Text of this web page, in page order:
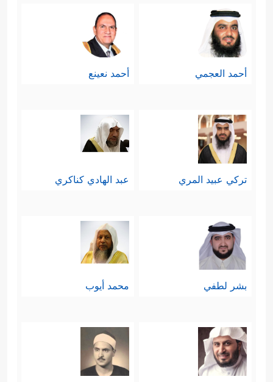
أحمد العجمي أحمد نعينع
تركي عبيد المري عبد الهادي كناكري
بشر لطفي محمد أيوب